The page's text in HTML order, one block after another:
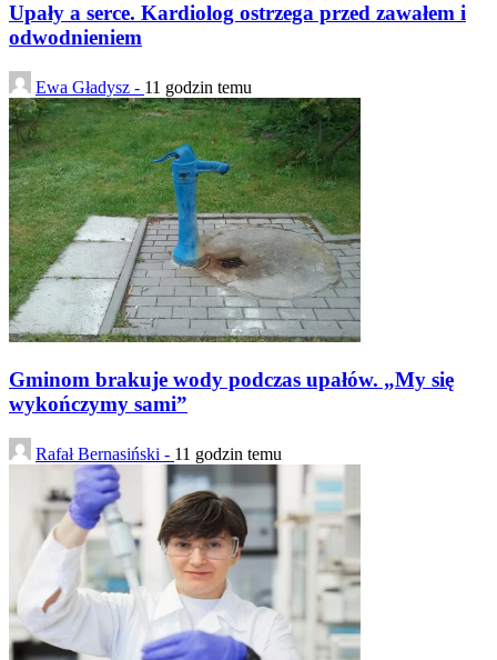
Upały a serce. Kardiolog ostrzega przed zawałem i
odwodnieniem
Ewa Gładysz - 11 godzin temu
Gminom brakuje wody podczas upałów. „My się
wykończymy sami”
Rafał Bernasiński - 11 godzin temu